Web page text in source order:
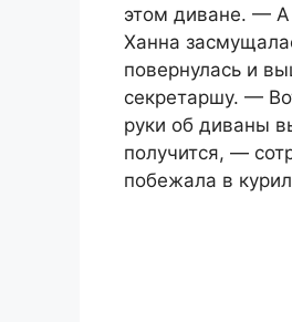
этом диване. —
Ханна
повернулась и
секретаршу. —
руки об диваны
получится, —
побежала в